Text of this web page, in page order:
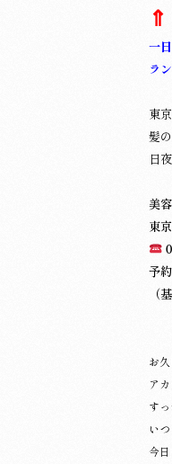
⇑
一
ラ
東
髪
日
美
東
予
（
お
ア
す
い
今